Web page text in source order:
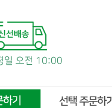
일 오전 10:00
기 선택 주문하기